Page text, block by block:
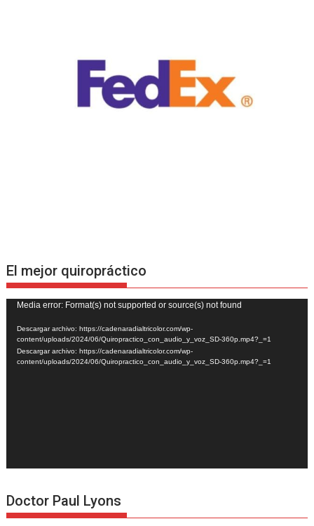
El mejor quiropráctico
Reproductor
de
vídeo
Media error: Format(s) not supported or source(s) not found
Descargar archivo: https://cadenaradialtricolor.com/wp-
content/uploads/2024/06/Quiropractico_con_audio_y_voz_SD-360p.mp4?_=1
Descargar archivo: https://cadenaradialtricolor.com/wp-
content/uploads/2024/06/Quiropractico_con_audio_y_voz_SD-360p.mp4?_=1
Doctor Paul Lyons